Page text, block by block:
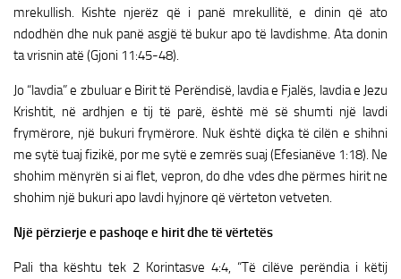
mrekullish. Kishte njerëz që i panë mrekullitë, e dinin që ato
ndodhën dhe nuk panë asgjë të bukur apo të lavdishme. Ata donin
ta vrisnin atë (Gjoni 11:45-48).
Jo “lavdia” e zbuluar e Birit të Perëndisë, lavdia e Fjalës, lavdia e Jezu
Krishtit, në ardhjen e tij të parë, është më së shumti një lavdi
frymërore, një bukuri frymërore. Nuk është diçka të cilën e shihni
me sytë tuaj fizikë, por me sytë e zemrës suaj (Efesianëve 1:18). Ne
shohim mënyrën si ai flet, vepron, do dhe vdes dhe përmes hirit ne
shohim një bukuri apo lavdi hyjnore që vërteton vetveten.
Një përzierje e pashoqe e hirit dhe të vërtetës
Pali tha kështu tek 2 Korintasve 4:4, “Të cilëve perëndia i këtij